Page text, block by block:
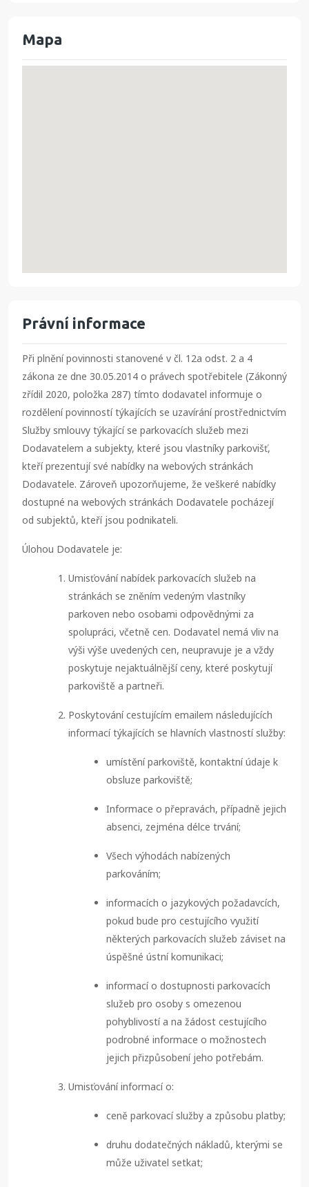
Mapa
Právní informace
Při plnění povinnosti stanovené v čl. 12a odst. 2 a 4
zákona ze dne 30.05.2014 o právech spotřebitele (Zákonný
zřídil 2020, položka 287) tímto dodavatel informuje o
rozdělení povinností týkajících se uzavírání prostřednictvím
Služby smlouvy týkající se parkovacích služeb mezi
Dodavatelem a subjekty, které jsou vlastníky parkovišť,
kteří prezentují své nabídky na webových stránkách
Dodavatele. Zároveň upozorňujeme, že veškeré nabídky
dostupné na webových stránkách Dodavatele pocházejí
od subjektů, kteří jsou podnikateli.
Úlohou Dodavatele je:
Umisťování nabídek parkovacích služeb na
stránkách se zněním vedeným vlastníky
parkoven nebo osobami odpovědnými za
spolupráci, včetně cen. Dodavatel nemá vliv na
výši výše uvedených cen, neupravuje je a vždy
poskytuje nejaktuálnější ceny, které poskytují
parkoviště a partneři.
Poskytování cestujícím emailem následujících
informací týkajících se hlavních vlastností služby:
umístění parkoviště, kontaktní údaje k
obsluze parkoviště;
Informace o přepravách, případně jejich
absenci, zejména délce trvání;
Všech výhodách nabízených
parkováním;
informacích o jazykových požadavcích,
pokud bude pro cestujícího využití
některých parkovacích služeb záviset na
úspěšné ústní komunikaci;
informací o dostupnosti parkovacích
služeb pro osoby s omezenou
pohyblivostí a na žádost cestujícího
podrobné informace o možnostech
jejich přizpůsobení jeho potřebám.
Umisťování informací o:
ceně parkovací služby a způsobu platby;
druhu dodatečných nákladů, kterými se
může uživatel setkat;